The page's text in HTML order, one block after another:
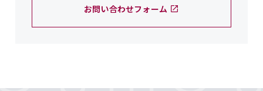
お問い合わせフォーム